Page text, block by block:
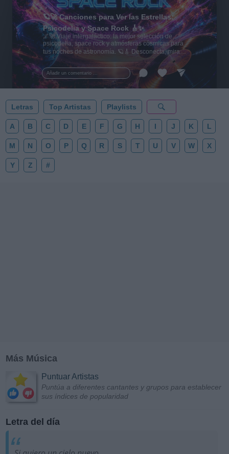
Añadir un comentario ...
🪐🚀 Canciones para Ver las Estrellas:
Psicodelia y Space Rock 🎸✨
🌌🚀 Viaje intergaláctico: la mejor selección de
psicodelia, space rock y atmósferas cósmicas para
tus noches de astronomía. 🪐🎸 Desconecta, mira
al firmamento y siente la gravedad cero. 💾 ¡Guarda
esta colección para tu próxima noche estrellada!
✨⭐
Letras Top Artistas Playlists
A B C D E F G H I J K L
M N O P Q R S T U V W X
Y Z #
Más Música
Puntuar Artistas
Puntúa a diferentes cantantes y grupos para establecer
sus índices de popularidad
Letra del día